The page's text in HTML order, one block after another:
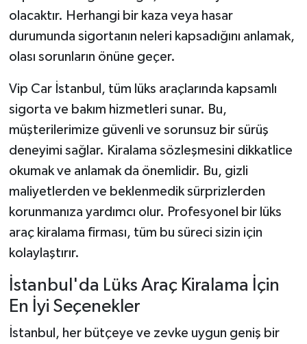
olacaktır. Herhangi bir kaza veya hasar
durumunda sigortanın neleri kapsadığını anlamak,
olası sorunların önüne geçer.
Vip Car İstanbul, tüm lüks araçlarında kapsamlı
sigorta ve bakım hizmetleri sunar. Bu,
müşterilerimize güvenli ve sorunsuz bir sürüş
deneyimi sağlar. Kiralama sözleşmesini dikkatlice
okumak ve anlamak da önemlidir. Bu, gizli
maliyetlerden ve beklenmedik sürprizlerden
korunmanıza yardımcı olur. Profesyonel bir lüks
araç kiralama firması, tüm bu süreci sizin için
kolaylaştırır.
İstanbul'da Lüks Araç Kiralama İçin
En İyi Seçenekler
İstanbul, her bütçeye ve zevke uygun geniş bir